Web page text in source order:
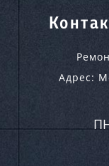
Адрес: